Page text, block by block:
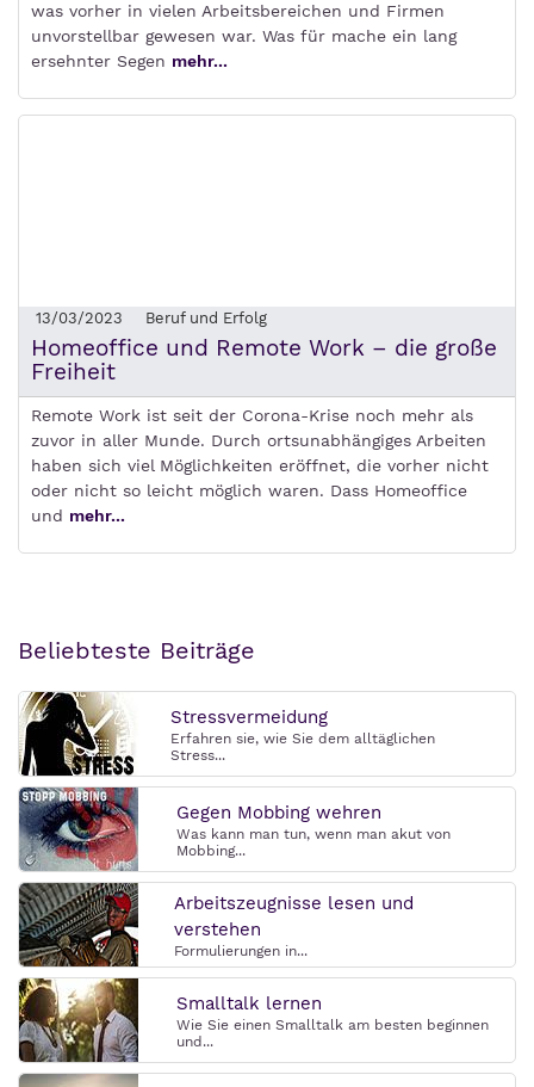
was vorher in vielen Arbeitsbereichen und Firmen
unvorstellbar gewesen war. Was für mache ein lang
ersehnter Segen mehr...
13/03/2023 Beruf und Erfolg
Homeoffice und Remote Work – die große
Freiheit
Remote Work ist seit der Corona-Krise noch mehr als
zuvor in aller Munde. Durch ortsunabhängiges Arbeiten
haben sich viel Möglichkeiten eröffnet, die vorher nicht
oder nicht so leicht möglich waren. Dass Homeoffice
und mehr...
Beliebteste Beiträge
Stressvermeidung
Erfahren sie, wie Sie dem alltäglichen
Stress...
Gegen Mobbing wehren
Was kann man tun, wenn man akut von
Mobbing...
Arbeitszeugnisse lesen und
verstehen
Formulierungen in...
Smalltalk lernen
Wie Sie einen Smalltalk am besten beginnen
und...